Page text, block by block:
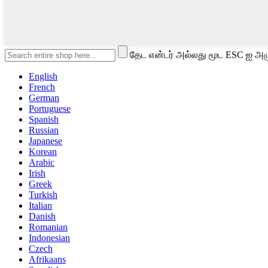
தேட என்டர் அல்லது மூட ESC ஐ
English
French
German
Portuguese
Spanish
Russian
Japanese
Korean
Arabic
Irish
Greek
Turkish
Italian
Danish
Romanian
Indonesian
Czech
Afrikaans